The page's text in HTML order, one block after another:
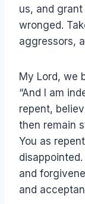
us, and
wronged.
aggressors,
My Lord, we
“And I am
repent,
then remain
You as
and
and